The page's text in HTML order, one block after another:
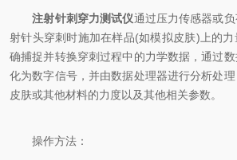
注射针刺穿力测试仪通过压力传感器或负
射针头穿刺时施加在样品(如模拟皮肤)上的
确捕捉并转换穿刺过程中的力学数据，通过
化为数字信号，并由数据处理器进行分析处
皮肤或其他材料的力度以及其他相关参数。
操作方法：